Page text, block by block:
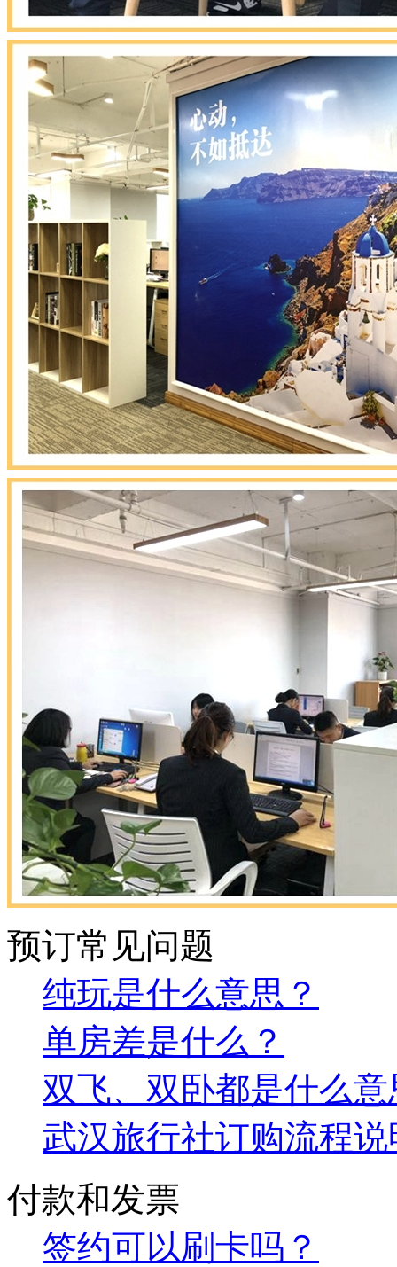
预订常见问题
纯玩是什么意思？
单房差是什么？
双飞、双卧都是什么意
武汉旅行社订购流程说
付款和发票
签约可以刷卡吗？